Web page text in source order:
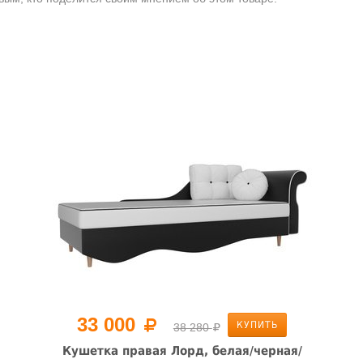
33 000 38 280 КУПИТЬ
Кушетка правая Лорд, белая/черная/